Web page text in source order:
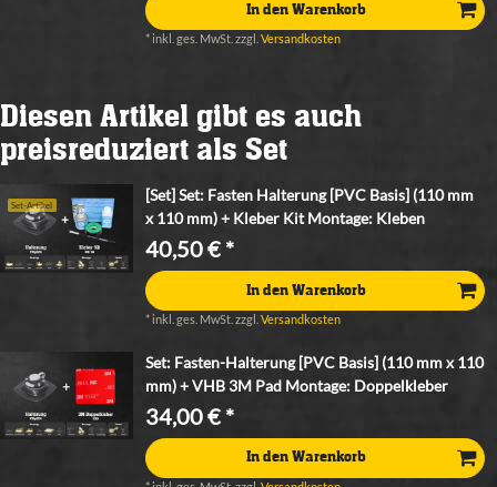
In den Warenkorb
* inkl. ges. MwSt. zzgl.Versandkosten
Diesen Artikel gibt es auch
preisreduziert als Set
Set-Artikel
[Set] Set: Fasten Halterung [PVC Basis] (110 mm
x 110 mm) + Kleber Kit Montage: Kleben
40,50 € *
In den Warenkorb
* inkl. ges. MwSt. zzgl.Versandkosten
Set: Fasten-Halterung [PVC Basis] (110 mm x 110
mm) + VHB 3M Pad Montage: Doppelkleber
34,00 € *
In den Warenkorb